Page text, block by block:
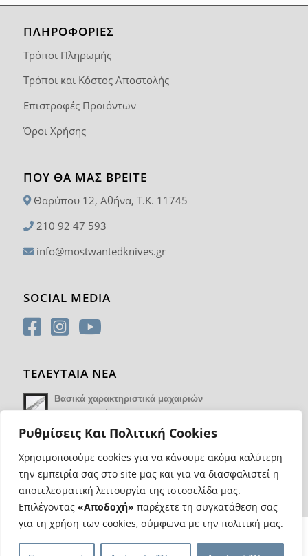
Ρυθμίσεις Και Πολιτική Cookies
Χρησιμοποιούμε cookies για να κάνουμε ακόμα καλύτερη
την εμπειρία σας στο site μας και για να διασφαλιστεί η
αποτελεσματική λειτουργία της ιστοσελίδα μας.
Επιλέγοντας «Αποδοχή» παρέχετε τη συγκατάθεση σας
για τη χρήση των cookies, σύμφωνα με την πολιτική μας.
ΠΛΗΡΟΦΟΡΙΕΣ
Τρόποι Πληρωμής
Τρόποι και Κόστος Αποστολής
Επιστροφές Προϊόντων
Όροι Χρήσης
ΠΟΥ ΘΑ ΜΑΣ ΒΡΕΊΤΕ
Θαρύπου 12, Αθήνα, T.K. 11745
210 92 47 593
info@mostwantedknives.gr
SOCIAL MEDIA
ΤΕΛΕΥΤΑΙΑ ΝΕΑ
Βασικά χαρακτηριστικά μαχαιριών
14 Φεβρουαρίου 2018 - 17:21